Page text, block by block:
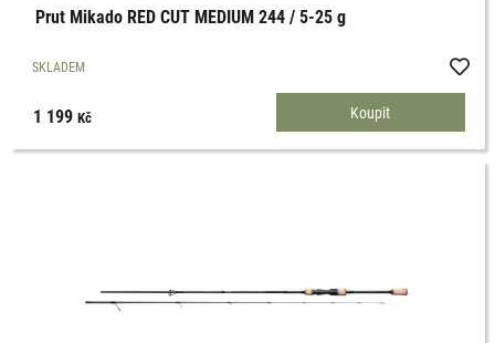
Prut Mikado RED CUT MEDIUM 244 / 5-25 g
SKLADEM
1 199Kč